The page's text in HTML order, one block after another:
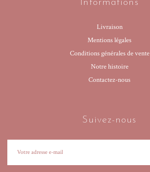
Informations
Livraison
Mentions légales
Conditions générales de vente
Notre histoire
Contactez-nous
Suivez-nous